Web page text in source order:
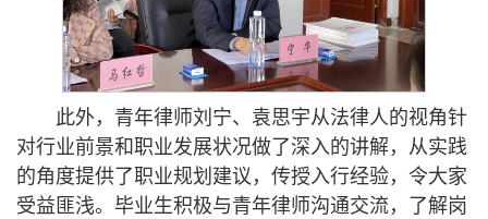
此外，青年律师刘宁、袁思宇从法律人的视角针
对行业前景和职业发展状况做了深入的讲解，从实践
的角度提供了职业规划建议，传授入行经验，令大家
受益匪浅。毕业生积极与青年律师沟通交流，了解岗